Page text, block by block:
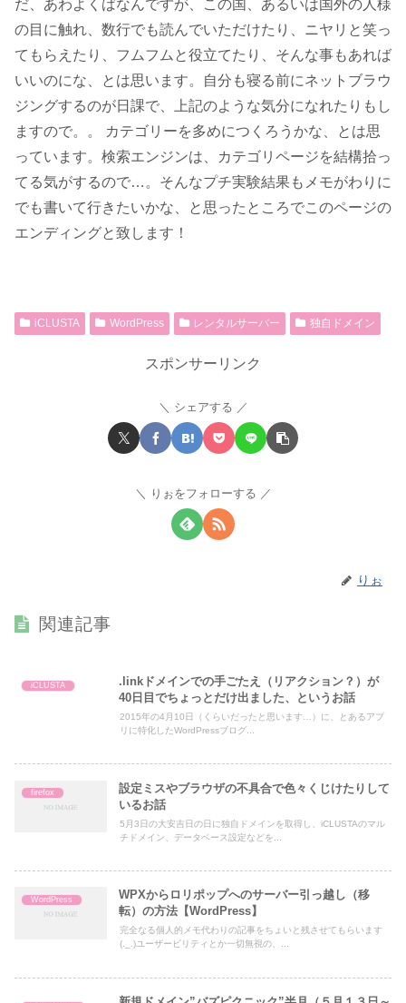
だ、あわよくばなんですが、この国、あるいは国外の人様
の目に触れ、数行でも読んでいただけたり、ニヤリと笑っ
てもらえたり、フムフムと役立てたり、そんな事もあれば
いいのにな、とは思います。自分も寝る前にネットブラウ
ジングするのが日課で、上記のような気分になれたりもし
ますので。。 カテゴリーを多めにつくろうかな、とは思
っています。検索エンジンは、カテゴリページを結構拾っ
てる気がするので…。そんなプチ実験結果もメモがわりに
でも書いて行きたいかな、と思ったところでこのページの
エンディングと致します！
iCLUSTA WordPress レンタルサーバー 独自ドメイン
スポンサーリンク
シェアする
りぉをフォローする
りぉ
関連記事
iCLUSTA
.linkドメインでの手ごたえ（リアクション？）が
40日目でちょっとだけ出ました、というお話
2015年の4月10日（くらいだったと思います…）に、とあるアプ
リに特化したWordPressブログ...
firefox
設定ミスやブラウザの不具合で色々くじけたりして
いるお話
5月3日の大安吉日の日に独自ドメインを取得し、iCLUSTAのマル
チドメイン、データベース設定などを...
WordPress
WPXからロリポップへのサーバー引っ越し（移
転）の方法【WordPress】
完全なる個人的メモ代わりの記事をちょいと残させてもらいます
(._.)ユーザービリティとか一切無視の、...